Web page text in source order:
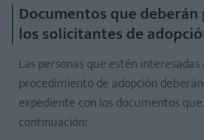
Documentos que
los solicitantes de
Las personas que estén
procedimiento de adopción
expediente con los documentos
continuación: